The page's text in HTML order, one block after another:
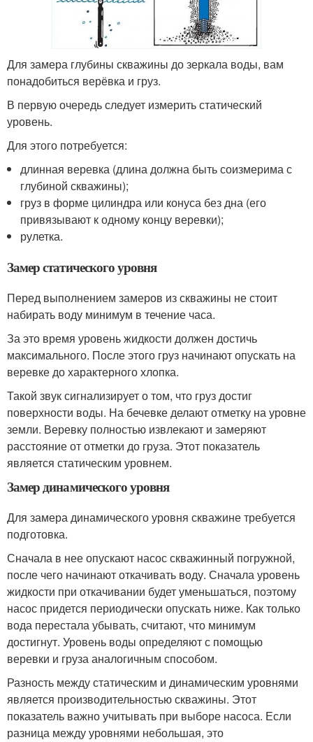
Для замера глубины скважины до зеркала воды, вам
понадобиться верёвка и груз.
В первую очередь следует измерить статический
уровень.
Для этого потребуется:
длинная веревка (длина должна быть соизмерима с
глубиной скважины);
груз в форме цилиндра или конуса без дна (его
привязывают к одному концу веревки);
рулетка.
Замер статического уровня
Перед выполнением замеров из скважины не стоит
набирать воду минимум в течение часа.
За это время уровень жидкости должен достичь
максимального. После этого груз начинают опускать на
веревке до характерного хлопка.
Такой звук сигнализирует о том, что груз достиг
поверхности воды. На бечевке делают отметку на уровне
земли. Веревку полностью извлекают и замеряют
расстояние от отметки до груза. Этот показатель
является статическим уровнем.
Замер динамического уровня
Для замера динамического уровня скважине требуется
подготовка.
Сначала в нее опускают насос скважинный погружной,
после чего начинают откачивать воду. Сначала уровень
жидкости при откачивании будет уменьшаться, поэтому
насос придется периодически опускать ниже. Как только
вода перестала убывать, считают, что минимум
достигнут. Уровень воды определяют с помощью
веревки и груза аналогичным способом.
Разность между статическим и динамическим уровнями
является производительностью скважины. Этот
показатель важно учитывать при выборе насоса. Если
разница между уровнями небольшая, это